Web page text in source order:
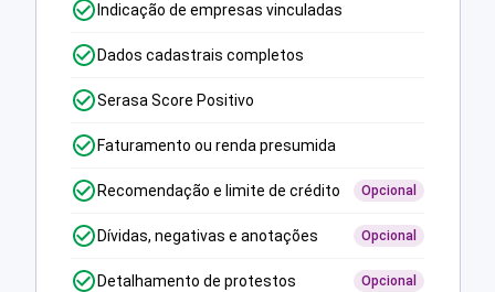
Indicação de empresas vinculadas
Dados cadastrais completos
Serasa Score Positivo
Faturamento ou renda presumida
Recomendação e limite de crédito Opcional
Dívidas, negativas e anotações Opcional
Detalhamento de protestos Opcional